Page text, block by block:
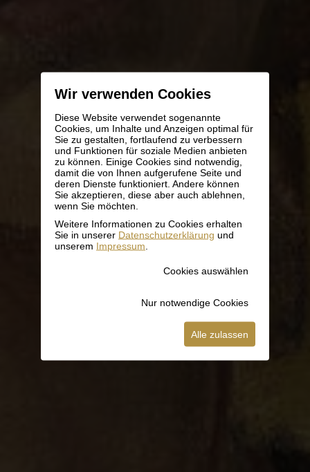
Wir verwenden Cookies
Diese Website verwendet sogenannte
Cookies, um Inhalte und Anzeigen optimal für
Sie zu gestalten, fortlaufend zu verbessern
und Funktionen für soziale Medien anbieten
zu können. Einige Cookies sind notwendig,
damit die von Ihnen aufgerufene Seite und
deren Dienste funktioniert. Andere können
Sie akzeptieren, diese aber auch ablehnen,
wenn Sie möchten.
Weitere Informationen zu Cookies erhalten
Sie in unserer Datenschutzerklärung und
unserem Impressum
Cookies auswählen
Nur notwendige Cookies
Alle zulassen